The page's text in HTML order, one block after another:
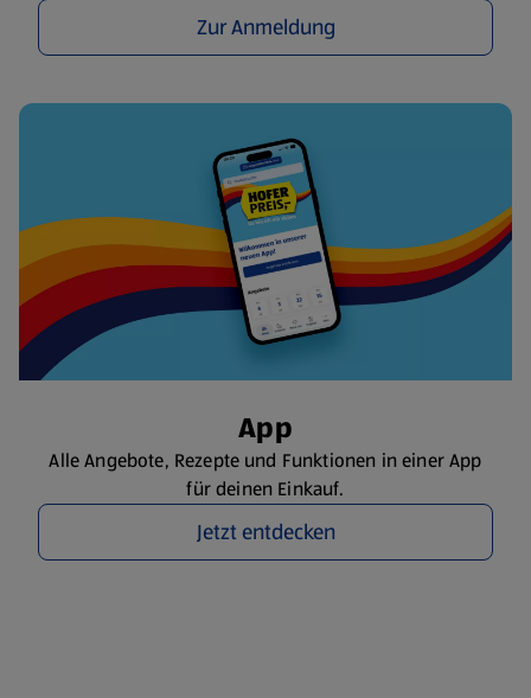
Zur Anmeldung
App
Alle Angebote, Rezepte und Funktionen in einer App
für deinen Einkauf.
Jetzt entdecken